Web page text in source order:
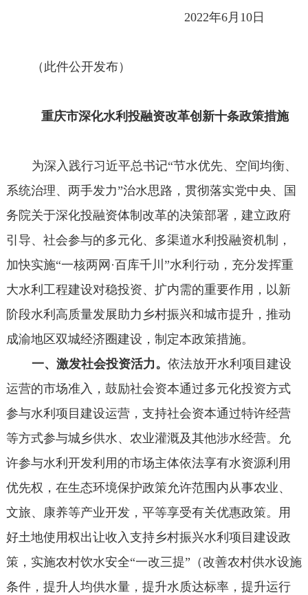
2022年6月10日
（此件公开发布）
重庆市深化水利投融资改革创新十条政策措施
为深入践行习近平总书记“节水优先、空间均衡、
系统治理、两手发力”治水思路，贯彻落实党中央、国
务院关于深化投融资体制改革的决策部署，建立政府
引导、社会参与的多元化、多渠道水利投融资机制，
加快实施“一核两网·百库千川”水利行动，充分发挥重
大水利工程建设对稳投资、扩内需的重要作用，以新
阶段水利高质量发展助力乡村振兴和城市提升，推动
成渝地区双城经济圈建设，制定本政策措施。
一、激发社会投资活力。 依法放开水利项目建设
运营的市场准入，鼓励社会资本通过多元化投资方式
参与水利项目建设运营，支持社会资本通过特许经营
等方式参与城乡供水、农业灌溉及其他涉水经营。允
许参与水利开发利用的市场主体依法享有水资源利用
优先权，在生态环境保护政策允许范围内从事农业、
文旅、康养等产业开发，平等享受有关优惠政策。用
好土地使用权出让收入支持乡村振兴水利项目建设政
策，实施农村饮水安全“一改三提”（改善农村供水设施
条件，提升人均供水量，提升水质达标率，提升运行